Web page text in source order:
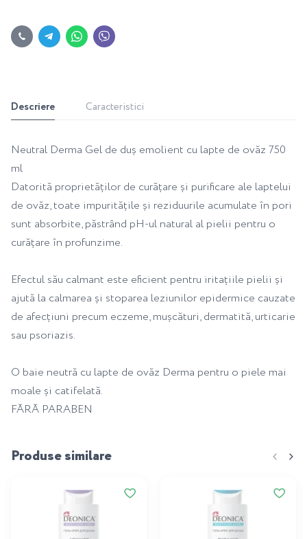
Descriere Caracteristici
Neutral Derma Gel de duș emolient cu lapte de ovăz 750
ml
Datorită proprietăților de curățare și purificare ale laptelui
de ovăz, toate impuritățile și reziduurile acumulate în pori
sunt absorbite, păstrând pH-ul natural al pielii pentru o
curățare în profunzime.
Efectul său calmant este eficient pentru iritațiile pielii și
ajută la calmarea și stoparea leziunilor epidermice cauzate
de afecțiuni precum eczeme, mușcături, dermatită, urticarie
sau psoriazis.
O baie neutră cu lapte de ovăz Derma pentru o piele mai
moale și catifelată.
FĂRĂ PARABEN
Produse similare